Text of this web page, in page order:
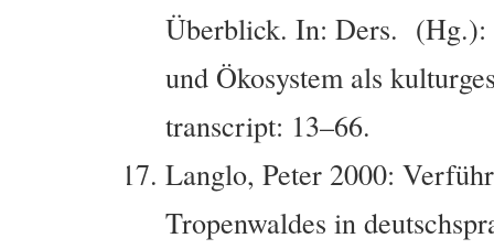
Überblick. In: Ders. (Hg.):
und Ökosystem als
transcript: 13–66.
Langlo, Peter 2000:
Tropenwaldes in